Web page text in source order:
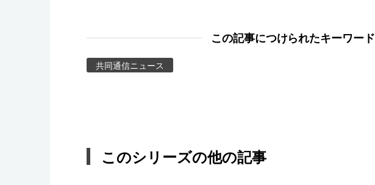
この記事につけられたキーワード
共同通信ニュース
このシリーズの他の記事